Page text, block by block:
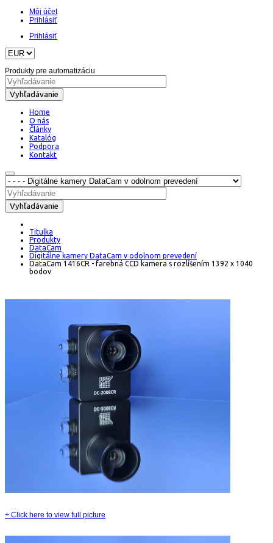
Môj účet
Prihlásiť
Prihlásiť
Produkty pre automatizáciu
Vyhľadávanie
Home
O nás
Články
Katalóg
Podpora
Kontakt
Vyhľadávanie
Titulka
Produkty
DataCam
Digitálne kamery DataCam v odolnom prevedení
DataCam 1416CR - farebná CCD kamera s rozlíšením 1392 x 1040
bodov
+ Click here to view full picture